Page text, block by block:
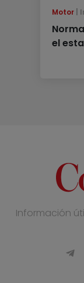
Motor
el
Información